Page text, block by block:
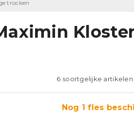
trocken
6 soortgelijke
Nog 1 fles